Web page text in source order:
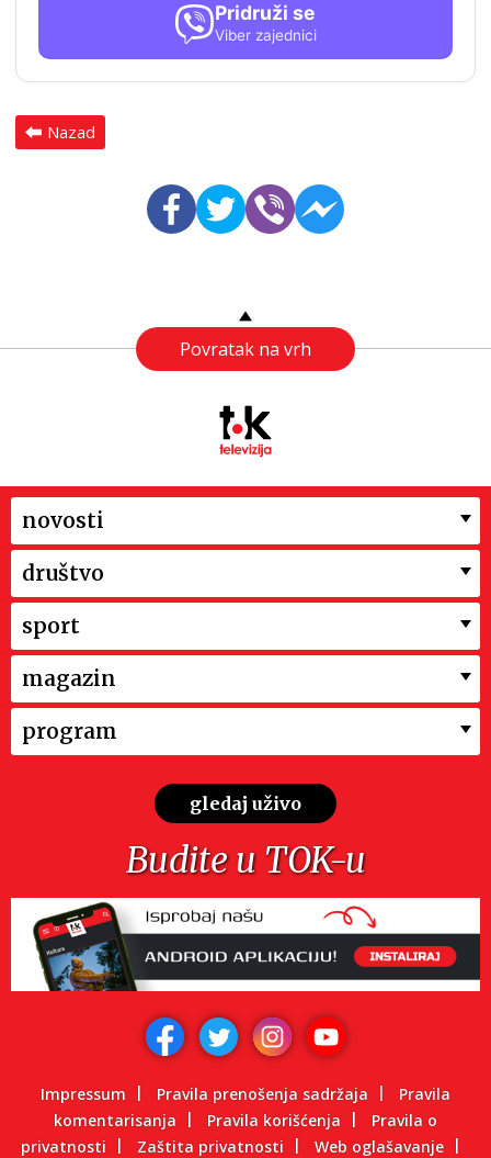
Pridruži se
Viber zajednici
Nazad
Povratak na vrh
novosti
društvo
sport
magazin
program
gledaj uživo
Budite u TOK-u
Impressum Pravila prenošenja sadržaja
Pravila
komentarisanja
Pravila korišćenja
Pravila o
privatnosti
Zaštita privatnosti Web oglašavanje